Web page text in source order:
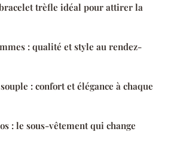
trèfle idéal pour attirer la
: qualité et style au rendez-
: confort et élégance à chaque
: le sous-vêtement qui change